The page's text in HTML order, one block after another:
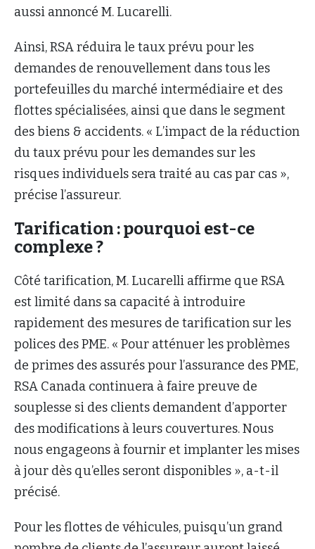
aussi annoncé M. Lucarelli.
Ainsi, RSA réduira le taux prévu pour les
demandes de renouvellement dans tous les
portefeuilles du marché intermédiaire et des
flottes spécialisées, ainsi que dans le segment
des biens & accidents. « L’impact de la réduction
du taux prévu pour les demandes sur les
risques individuels sera traité au cas par cas »,
précise l’assureur.
Tarification : pourquoi est-ce
complexe ?
Côté tarification, M. Lucarelli affirme que RSA
est limité dans sa capacité à introduire
rapidement des mesures de tarification sur les
polices des PME. « Pour atténuer les problèmes
de primes des assurés pour l’assurance des PME,
RSA Canada continuera à faire preuve de
souplesse si des clients demandent d’apporter
des modifications à leurs couvertures. Nous
nous engageons à fournir et implanter les mises
à jour dès qu’elles seront disponibles », a-t-il
précisé.
Pour les flottes de véhicules, puisqu’un grand